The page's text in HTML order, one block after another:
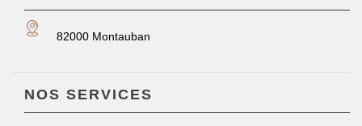
82000 Montauban
NOS SERVICES